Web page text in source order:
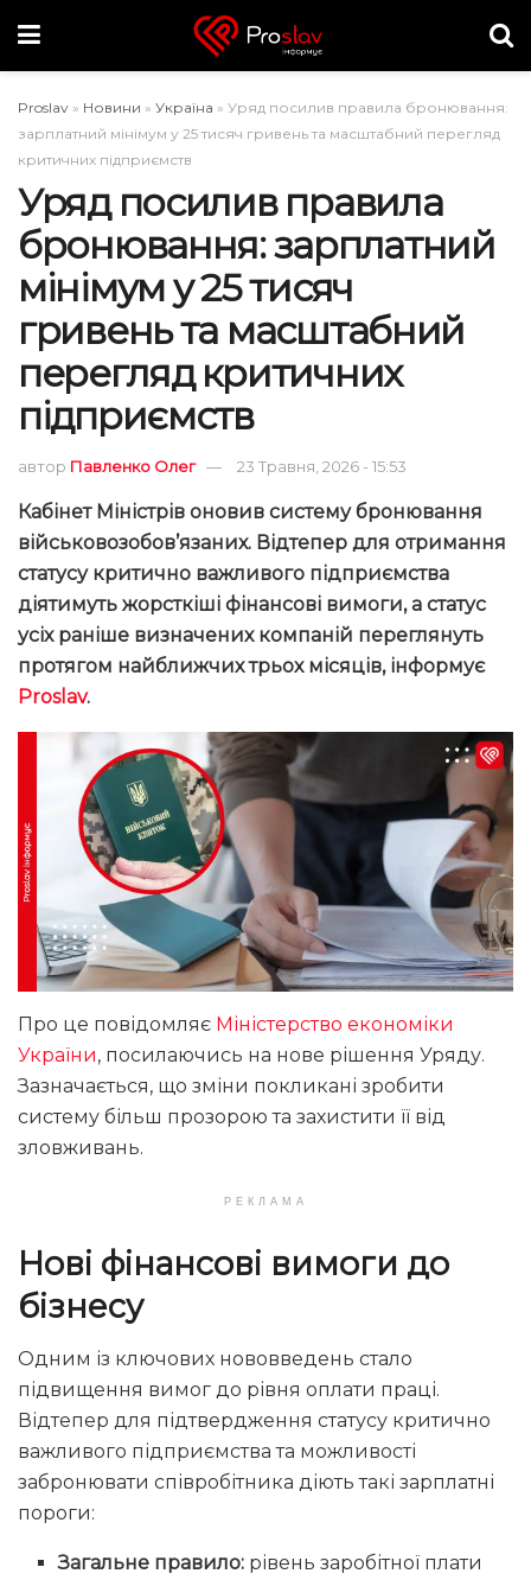
Proslav » Новини » Україна » Уряд посилив правила бронювання:
зарплатний мінімум у 25 тисяч гривень та масштабний перегляд
критичних підприємств
Уряд посилив правила
бронювання: зарплатний
мінімум у 25 тисяч
гривень та масштабний
перегляд критичних
підприємств
автор Павленко Олег 23 Травня, 2026 - 15:53
Кабінет Міністрів оновив систему бронювання
військовозобов’язаних. Відтепер для отримання
статусу критично важливого підприємства
діятимуть жорсткіші фінансові вимоги, а статус
усіх раніше визначених компаній переглянуть
протягом найближчих трьох місяців, інформує
Proslav.
Про це повідомляє Міністерство економіки
України, посилаючись на нове рішення Уряду.
Зазначається, що зміни покликані зробити
систему більш прозорою та захистити її від
зловживань.
РЕКЛАМА
Нові фінансові вимоги до
бізнесу
Одним із ключових нововведень стало
підвищення вимог до рівня оплати праці.
Відтепер для підтвердження статусу критично
важливого підприємства та можливості
забронювати співробітника діють такі зарплатні
пороги:
Загальне правило: рівень заробітної плати